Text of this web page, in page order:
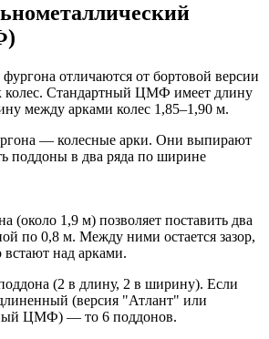
отличаются от бортовой версии
колес. Стандартный ЦМФ имеет длину
между арками колес 1,85–1,90 м.
— колесные арки. Они выпирают
поддоны в два ряда по ширине
(около 1,9 м) позволяет поставить два
по 0,8 м. Между ними остается зазор,
над арками.
(2 в длину, 2 в ширину). Если
(версия "Атлант" или
ЦМФ) — то 6 поддонов.